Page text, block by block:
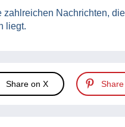
zahlreichen Nachrichten,
liegt.
Share on X